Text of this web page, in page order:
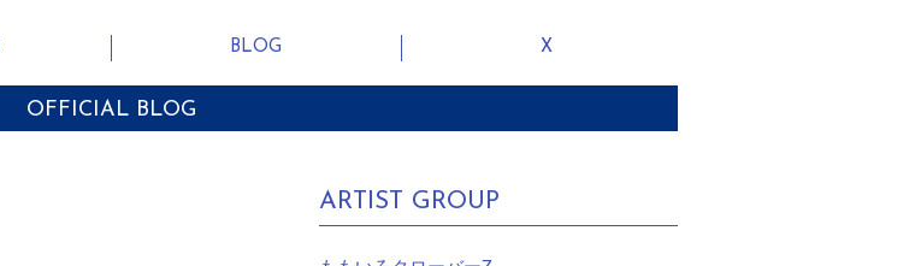
BLOG X
OFFICIAL BLOG
ARTIST GROUP